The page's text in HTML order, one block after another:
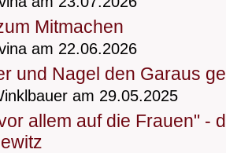
Mitmachen
am 22.06.2026
und Nagel den Garaus
am 29.05.2025
allem auf die Frauen" -